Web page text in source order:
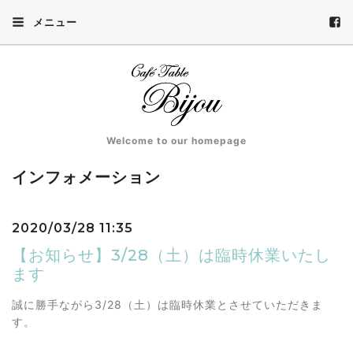
メニュー
Welcome to our homepage
インフォメーション
2020/03/28 11:35
【お知らせ】3/28（土）は臨時休業いたし
ます
誠に勝手ながら3/28（土）は臨時休業とさせていただきま
す。